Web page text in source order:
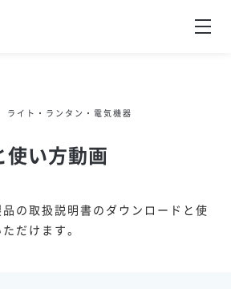
ライト・ランタン・電気機器
い方動画
の取扱説明書のダウンロードと使
だけます。